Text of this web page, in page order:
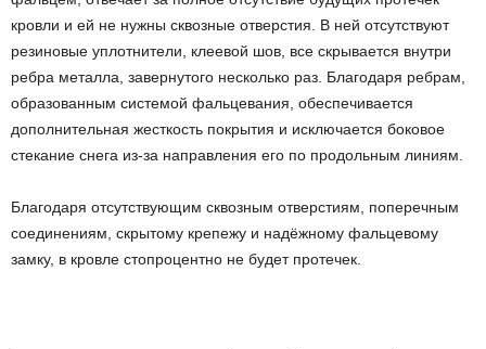
кровли и ей не нужны сквозные отверстия. В ней отсутствуют
резиновые уплотнители, клеевой шов, все скрывается внутри
ребра металла, завернутого несколько раз. Благодаря ребрам,
образованным системой фальцевания, обеспечивается
дополнительная жесткость покрытия и исключается боковое
стекание снега из-за направления его по продольным линиям.
Благодаря отсутствующим сквозным отверстиям, поперечным
соединениям, скрытому крепежу и надёжному фальцевому
замку, в кровле стопроцентно не будет протечек.